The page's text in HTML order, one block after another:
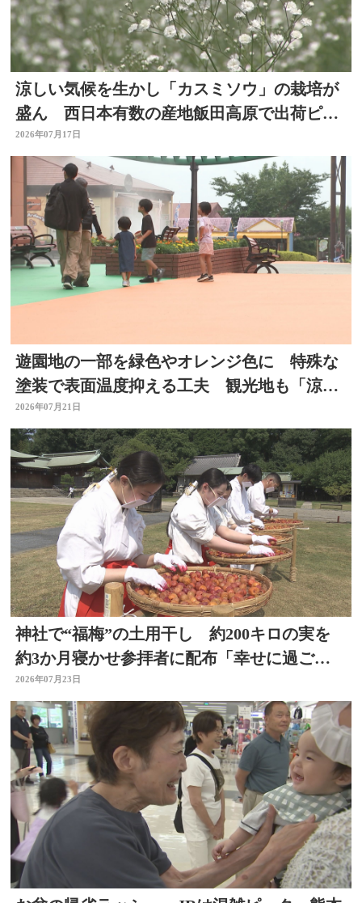
涼しい気候を生かし「カスミソウ」の栽培が
盛ん 西日本有数の産地飯田高原で出荷ピー
ク 大分県九重町
2026年07月17日
遊園地の一部を緑色やオレンジ色に 特殊な
塗装で表面温度抑える工夫 観光地も「涼」
PRで集客図る 大分
2026年07月21日
神社で“福梅”の土用干し 約200キロの実を
約3か月寝かせ参拝者に配布「幸せに過ごせ
るように」大分
2026年07月23日